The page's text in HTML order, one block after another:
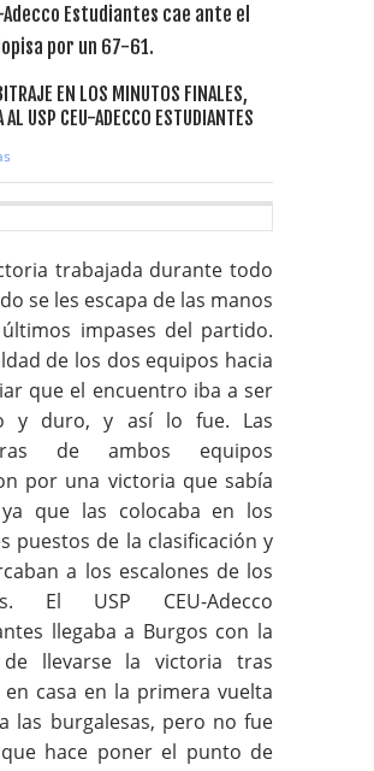
Adecco Estudiantes cae ante el
por un 67-61.
trabajada durante todo
se les escapa de las manos
impases del partido.
de los dos equipos hacia
que el encuentro iba a ser
y duro, y así lo fue. Las
de ambos equipos
por una victoria que sabía
que las colocaba en los
puestos de la clasificación y
a los escalones de los
El USP CEU-Adecco
llegaba a Burgos con la
de llevarse la victoria tras
casa en la primera vuelta
las burgalesas, pero no fue
hace poner el punto de